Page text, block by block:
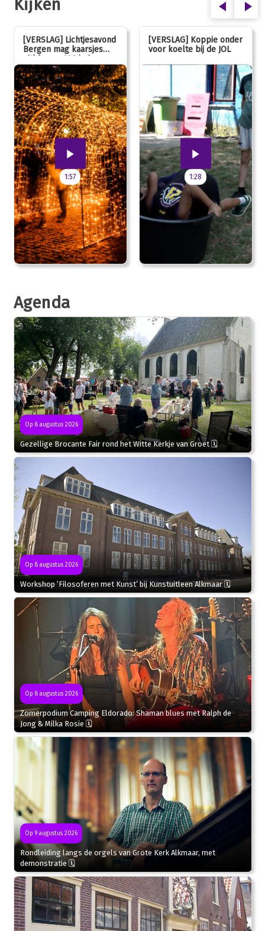
Kijken
[VERSLAG] Lichtjesavond
Bergen mag kaarsjes
uitblazen: 100 jarig
jubileum!
1:57
[VERSLAG] Koppie onder
voor koelte bij de JOL
1:28
Agenda
Op 8 augustus 2026
Gezellige Brocante Fair rond het Witte Kerkje van Groet 🗓
Op 8 augustus 2026
Workshop ‘Filosoferen met Kunst’ bij Kunstuitleen Alkmaar 🗓
Op 8 augustus 2026
Zomerpodium Camping Eldorado: Shaman blues met Ralph de
Jong & Milka Rosie 🗓
Op 9 augustus 2026
Rondleiding langs de orgels van Grote Kerk Alkmaar, met
demonstratie 🗓